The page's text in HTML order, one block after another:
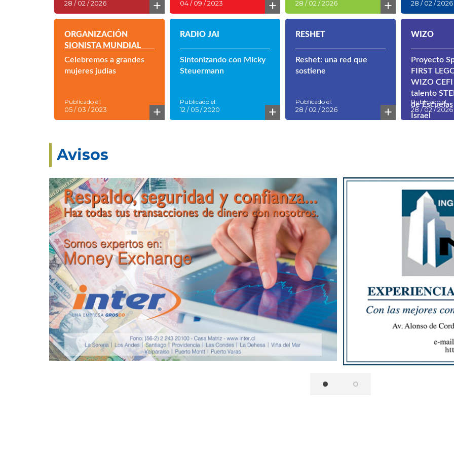
28 / 02 / 2026 + 04 / 09 / 2023 + 28 / 02 / 2026 + 28 / 02 / 2026
ORGANIZACIÓN
SIONISTA MUNDIAL
Celebremos a grandes
mujeres judías
Publicado el:
05 / 03 / 2023 +
RADIO JAI
Sintonizando con Micky
Steuermann
Publicado el:
12 / 05 / 2020 +
RESHET
Reshet: una red que
sostiene
Publicado el:
28 / 02 / 2026 +
WIZO
Proyecto
FIRST
WIZO CEFI
talento
de
Israel
Publicado el:
28 / 02 / 2026
Avisos